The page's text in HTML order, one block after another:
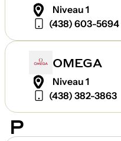
Niveau 1
(438) 603-5694
OMEGA
Niveau 1
(438) 382-3863
P